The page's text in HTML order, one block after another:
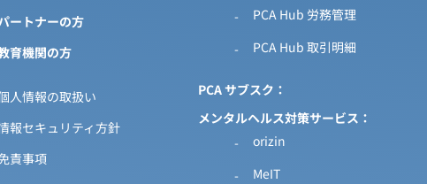
ートナーの方
育機関の方
人情報の取扱い
報セキュリティ方針
責事項
PCA Hub 労務管理
PCA Hub 取引明細
PCA サブスク
メンタルヘルス対策サービス
orizin
MeIT